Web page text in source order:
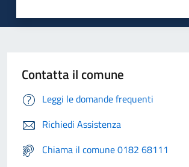
Contatta il comune
Leggi le domande frequenti
Richiedi Assistenza
Chiama il comune 0182 68111